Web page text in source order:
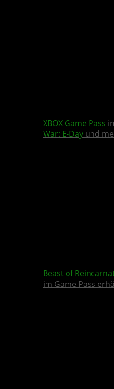
XBOX Game Pass
War: E-Day und
Beast of
im Game Pass